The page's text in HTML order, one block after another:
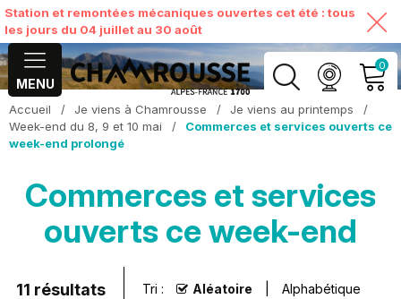
Station et remontées mécaniques ouvertes cet été : tous
les jours du 04 juillet au 30 août
MENU
0
MON COMPTE
Accueil / Je viens à Chamrousse / Je viens au printemps
/
Week-end du 8, 9 et 10 mai
/
Commerces et services ouverts ce
week-end prolongé
Commerces et services
ouverts ce week-end
11 résultats Tri : Aléatoire Alphabétique